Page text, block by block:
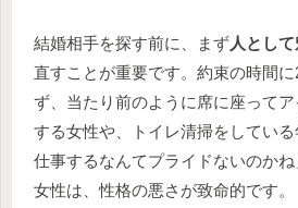
結婚相手を探す前に、まず人とし
直すことが重要です。約束の時間
ず、当たり前のように席に座って
する女性や、トイレ清掃をしてい
仕事するなんてプライドないのか
女性は、性格の悪さが致命的です。